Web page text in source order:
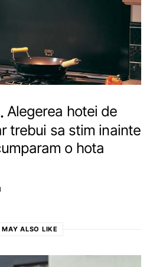
Alegerea hotei de
trebui sa stim inainte
o hota
ALSO LIKE